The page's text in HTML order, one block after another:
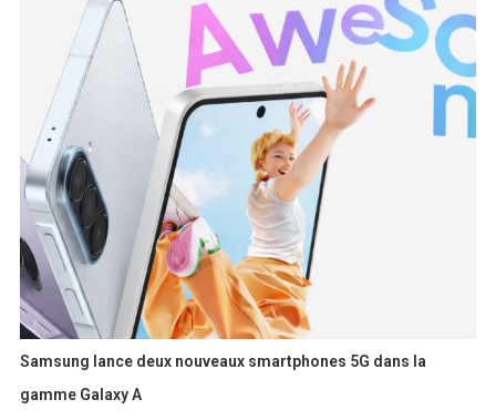
Samsung lance deux nouveaux smartphones 5G dans la
gamme Galaxy A